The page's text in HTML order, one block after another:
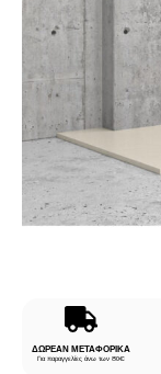
ΔΩΡΕΑΝ ΜΕΤΑΦΟΡΙΚΑ
Για παραγγελίες άνω των 80€